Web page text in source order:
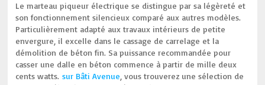
Le marteau piqueur électrique se distingue par sa légèreté et
son fonctionnement silencieux comparé aux autres modèles.
Particulièrement adapté aux travaux intérieurs de petite
envergure, il excelle dans le cassage de carrelage et la
démolition de béton fin. Sa puissance recommandée pour
casser une dalle en béton commence à partir de mille deux
cents watts.sur Bâti Avenue , vous trouverez une sélection de